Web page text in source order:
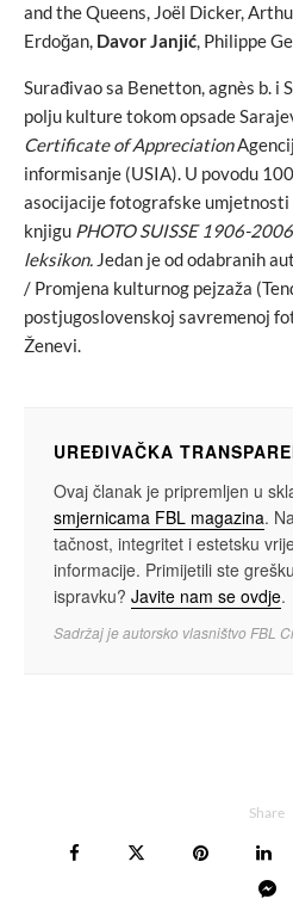
and the Queens, Joël Dicker,
Erdoğan, Davor Janjić, Philippe
Surađivao sa Benetton, agnès b. i
polju kulture tokom opsade
Certificate of Appreciation
informisanje (USIA). U povodu
asocijacije fotografske umjetnosti
knjigu PHOTO SUISSE 1906-2006
leksikon. Jedan je od odabranih
/ Promjena kulturnog pejzaža
postjugoslovenskoj savremenoj
Ženevi.
UREĐIVAČKA
Ovaj članak je pripremljen u
smjernicama FBL magazina.
tačnost, integritet i estetsku
informacije. Primijetili ste
ispravku? Javite nam se ovdje.
Sadržaj je autorsko vlasništvo FBL
Share